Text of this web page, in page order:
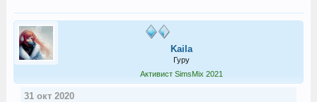
Kaila
Гуру
Активист SimsMix 2021
31 окт 2020